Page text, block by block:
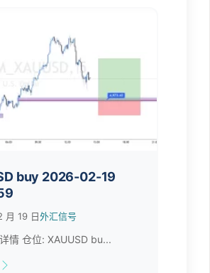
buy 2026-02-19
月 19 日外汇信号
情 仓位: XAUUSD bu...